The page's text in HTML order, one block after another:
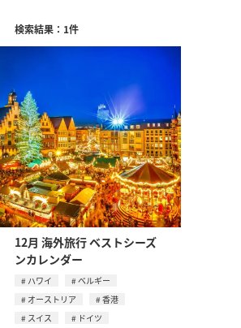
検索結果：1件
12月 海外旅行 ベストシーズ
ンカレンダー
ハワイ
ベルギー
オーストリア
香港
スイス
ドイツ